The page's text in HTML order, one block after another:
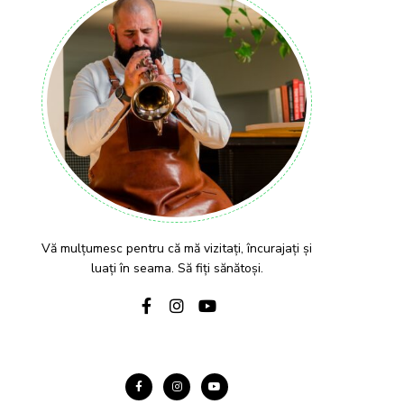
Vă mulțumesc pentru că mă vizitați, încurajați și
luați în seama. Să fiți sănătoși.